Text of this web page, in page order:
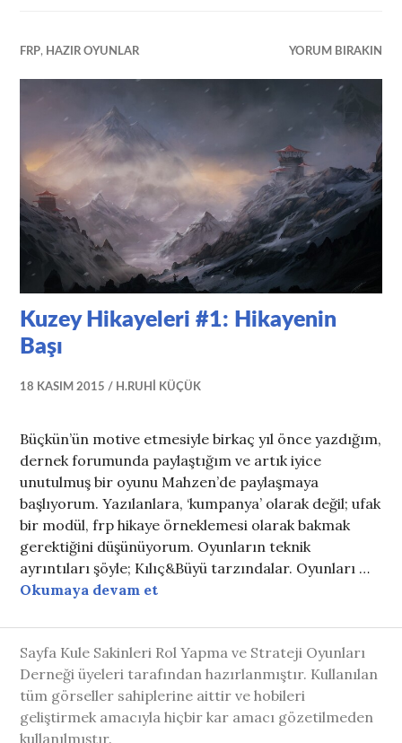
FRP, HAZIR OYUNLAR YORUM BIRAKIN
Kuzey Hikayeleri #1: Hikayenin
Başı
18 KASIM 2015 H.RUHI KÜÇÜK
Büçkün’ün motive etmesiyle birkaç yıl önce yazdığım,
dernek forumunda paylaştığım ve artık iyice
unutulmuş bir oyunu Mahzen’de paylaşmaya
başlıyorum. Yazılanlara, ‘kumpanya’ olarak değil; ufak
bir modül, frp hikaye örneklemesi olarak bakmak
gerektiğini düşünüyorum. Oyunların teknik
ayrıntıları şöyle; Kılıç&Büyü tarzındalar. Oyunları …
Okumaya devam etKuzey Hikayeleri #1: Hikayenin
Sayfa Kule Sakinleri Rol Yapma ve Strateji Oyunları
Derneği üyeleri tarafından hazırlanmıştır. Kullanılan
tüm görseller sahiplerine aittir ve hobileri
geliştirmek amacıyla hiçbir kar amacı gözetilmeden
kullanılmıştır.